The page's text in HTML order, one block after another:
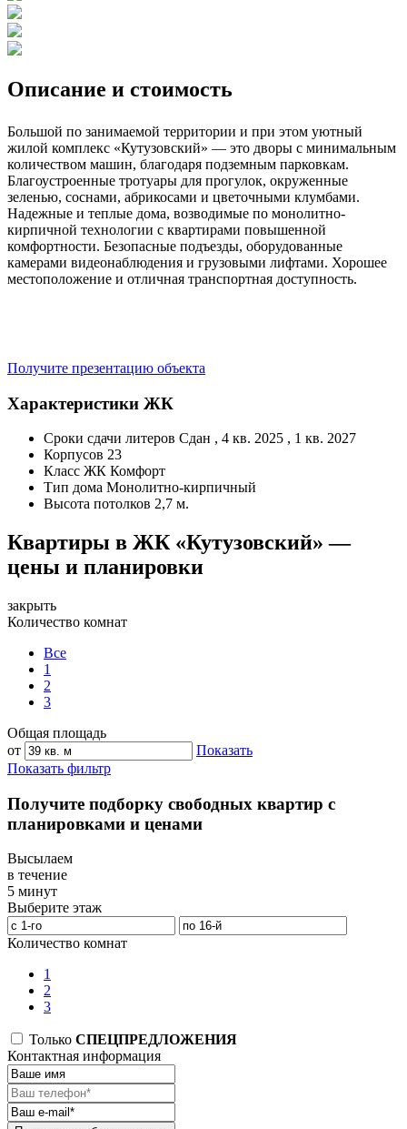
Описание и стоимость
Большой по занимаемой территории и при этом уютный
жилой комплекс «Кутузовский» — это дворы с минимальным
количеством машин, благодаря подземным парковкам.
Благоустроенные тротуары для прогулок, окруженные
зеленью, соснами, абрикосами и цветочными клумбами.
Надежные и теплые дома, возводимые по монолитно-
кирпичной технологии с квартирами повышенной
комфортности. Безопасные подъезды, оборудованные
камерами видеонаблюдения и грузовыми лифтами. Хорошее
местоположение и отличная транспортная доступность.
Получите презентацию объекта
Характеристики ЖК
Сроки сдачи литеров Сдан , 4 кв. 2025 , 1 кв. 2027
Корпусов 23
Класс ЖК Комфорт
Тип дома Монолитно-кирпичный
Высота потолков 2,7 м.
Квартиры в ЖК «Кутузовский» —
цены и планировки
закрыть
Количество комнат
Все
1
2
3
Общая площадь
от
Показать
Показать фильтр
Получите подборку свободных квартир с
планировками и ценами
Высылаем
в течение
5 минут
Выберите этаж
Количество комнат
1
2
3
Только СПЕЦПРЕДЛОЖЕНИЯ
Контактная информация